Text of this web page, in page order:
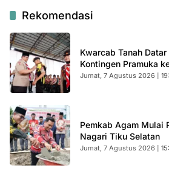
Rekomendasi
Kwarcab Tanah
Kontingen Pramuka
Jumat, 7 Agustus 2026 |
Pemkab Agam Mulai
Nagari Tiku Selatan
Jumat, 7 Agustus 2026 |